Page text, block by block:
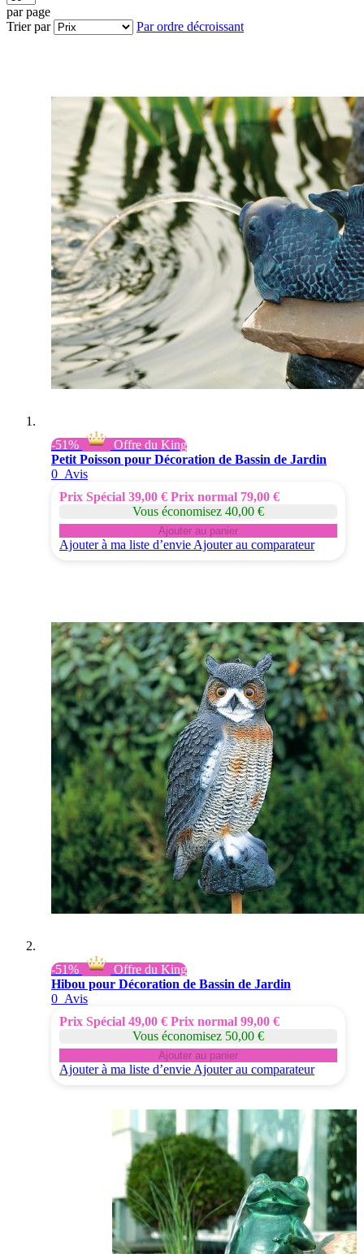
par page
Trier par
Par ordre décroissant
-51%
Offre du King
Petit Poisson pour Décoration de Bassin de Jardin
0 Avis
Prix Spécial 39,00 € Prix normal 79,00 €
Vous économisez 40,00 €
Ajouter au panier
Ajouter à ma liste d’envie Ajouter au comparateur
-51%
Offre du King
Hibou pour Décoration de Bassin de Jardin
0 Avis
Prix Spécial 49,00 € Prix normal 99,00 €
Vous économisez 50,00 €
Ajouter au panier
Ajouter à ma liste d’envie Ajouter au comparateur